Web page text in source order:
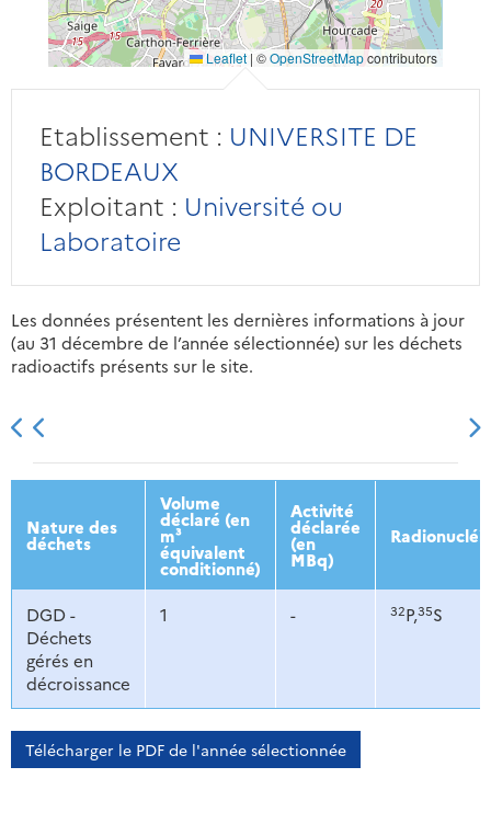
Leaflet | ©OpenStreetMapcontributors
Etablissement : UNIVERSITE DE
BORDEAUX
Exploitant : Université ou
Laboratoire
Les données présentent les dernières informations à jour
(au 31 décembre de l’année sélectionnée) sur les déchets
radioactifs présents sur le site.
2013 2014 2015 2016
Nature des
déchets
Volume
déclaré (en
m³
équivalent
conditionné)
Activité
déclarée
(en
MBq)
DGD -
Déchets
gérés en
décroissance
1 - 32P,35S
Télécharger le PDF de l'année sélectionnée